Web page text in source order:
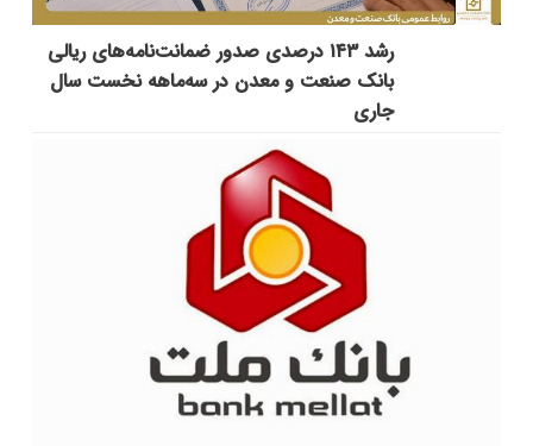
رشد ۱۴۳ درصدی صدور ضمانت‌نامه‌های ریالی
بانک صنعت و معدن در سه‌ماهه نخست سال
جاری